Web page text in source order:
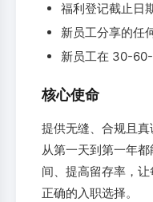
福利登记截止日
新员工分享的任
新员工在 30-
核心使命
提供无缝、合规且
从第一天到第一年
间、提高留存率，
正确的入职选择。